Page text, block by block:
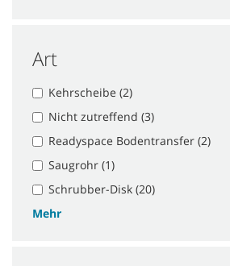
Art
Kehrscheibe (2)
Nicht zutreffend (3)
Readyspace Bodentransfer (2)
Saugrohr (1)
Schrubber-Disk (20)
Mehr